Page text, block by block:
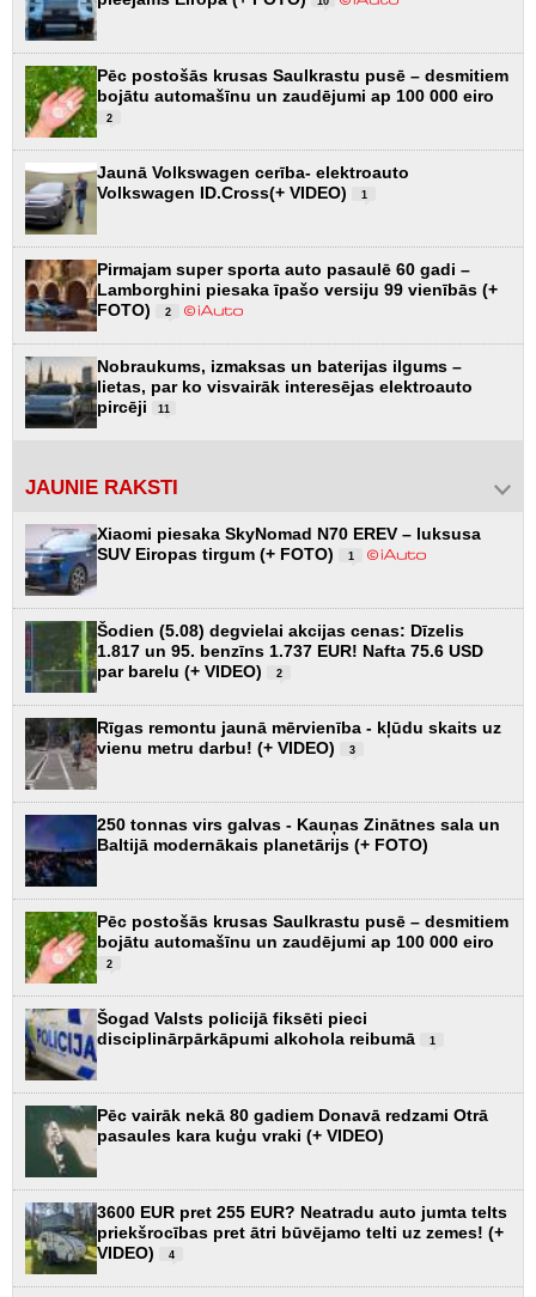
Pēc postošās krusas Saulkrastu pusē – desmitiem
bojātu automašīnu un zaudējumi ap 100 000 eiro
2
Jaunā Volkswagen cerība- elektroauto
Volkswagen ID.Cross(+ VIDEO)
1
Pirmajam super sporta auto pasaulē 60 gadi –
Lamborghini piesaka īpašo versiju 99 vienībās (+
FOTO)
2
Nobraukums, izmaksas un baterijas ilgums –
lietas, par ko visvairāk interesējas elektroauto
pircēji
11
JAUNIE RAKSTI
Xiaomi piesaka SkyNomad N70 EREV – luksusa
SUV Eiropas tirgum (+ FOTO)
1
Šodien (5.08) degvielai akcijas cenas: Dīzelis
1.817 un 95. benzīns 1.737 EUR! Nafta 75.6 USD
par barelu (+ VIDEO)
2
Rīgas remontu jaunā mērvienība - kļūdu skaits uz
vienu metru darbu! (+ VIDEO)
3
250 tonnas virs galvas - Kauņas Zinātnes sala un
Baltijā modernākais planetārijs (+ FOTO)
Pēc postošās krusas Saulkrastu pusē – desmitiem
bojātu automašīnu un zaudējumi ap 100 000 eiro
2
Šogad Valsts policijā fiksēti pieci
disciplinārpārkāpumi alkohola reibumā
1
Pēc vairāk nekā 80 gadiem Donavā redzami Otrā
pasaules kara kuģu vraki (+ VIDEO)
3600 EUR pret 255 EUR? Neatradu auto jumta telts
priekšrocības pret ātri būvējamo telti uz zemes! (+
VIDEO)
4